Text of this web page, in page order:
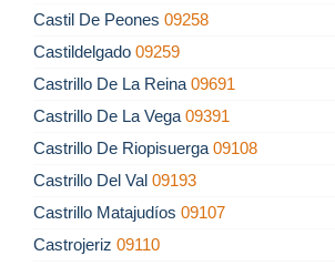
Castil De Peones 09258
Castildelgado 09259
Castrillo De La Reina 09691
Castrillo De La Vega 09391
Castrillo De Riopisuerga 09108
Castrillo Del Val 09193
Castrillo Matajudíos 09107
Castrojeriz 09110